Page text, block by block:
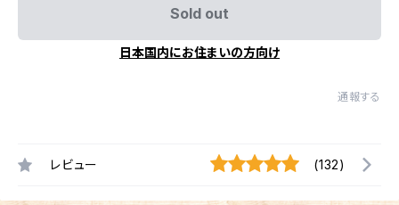
Sold out
日本国内にお住まいの方向け
通報する
レビュー (132)